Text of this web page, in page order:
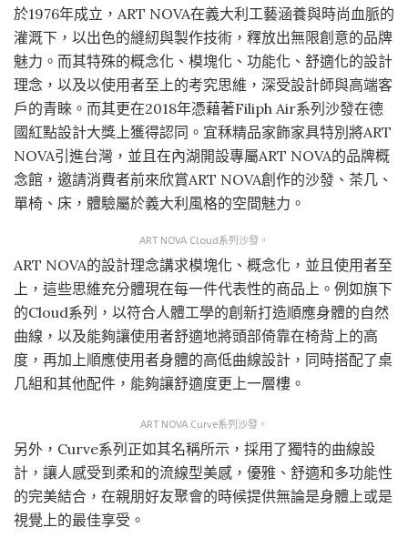
於1976年成立，ART NOVA在義大利工藝涵養與時尚血脈的
灌溉下，以出色的縫紉與製作技術，釋放出無限創意的品牌
魅力。而其特殊的概念化、模塊化、功能化、舒適化的設計
理念，以及以使用者至上的考究思維，深受設計師與高端客
戶的青睞。而其更在2018年憑藉著Filiph Air系列沙發在德
國紅點設計大獎上獲得認同。宜秝精品家飾家具特別將ART
NOVA引進台灣，並且在內湖開設專屬ART NOVA的品牌概
念館，邀請消費者前來欣賞ART NOVA創作的沙發、茶几、
單椅、床，體驗屬於義大利風格的空間魅力。
ART NOVA Cloud系列沙發。
ART NOVA的設計理念講求模塊化、概念化，並且使用者至
上，這些思維充分體現在每一件代表性的商品上。例如旗下
的Cloud系列，以符合人體工學的創新打造順應身體的自然
曲線，以及能夠讓使用者舒適地將頭部倚靠在椅背上的高
度，再加上順應使用者身體的高低曲線設計，同時搭配了桌
几組和其他配件，能夠讓舒適度更上一層樓。
ART NOVA Curve系列沙發。
另外，Curve系列正如其名稱所示，採用了獨特的曲線設
計，讓人感受到柔和的流線型美感，優雅、舒適和多功能性
的完美結合，在親朋好友聚會的時候提供無論是身體上或是
視覺上的最佳享受。